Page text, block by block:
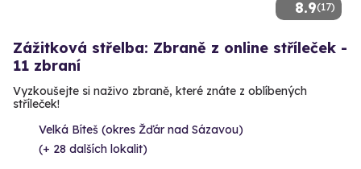
8.9(17)
Zážitková střelba: Zbraně z online stříleček -
11 zbraní
Vyzkoušejte si naživo zbraně, které znáte z oblíbených
stříleček!
Velká Bíteš (okres Žďár nad Sázavou)
(+ 28 dalších lokalit)